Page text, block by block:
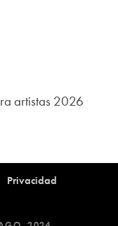
artistas 2026
Privacidad